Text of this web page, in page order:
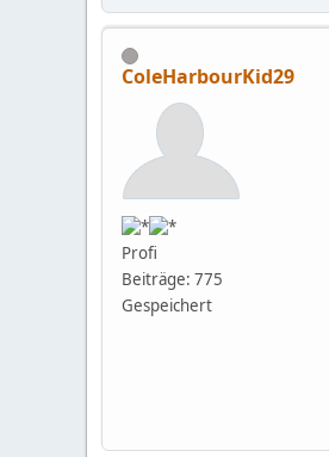
ColeHarbourKid29
Profi
Beiträge: 775
Gespeichert